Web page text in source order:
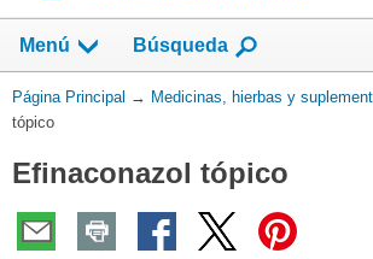
Menú
Mostrar
campo
de
Búsqueda
Usted
está
Página Principal → Medicinas, hierbas y
tópico
Efinaconazol tópico